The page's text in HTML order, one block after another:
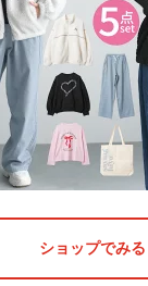
ショップでみる